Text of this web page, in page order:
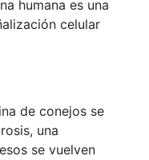
humana es una
celular
de conejos se
una
se vuelven